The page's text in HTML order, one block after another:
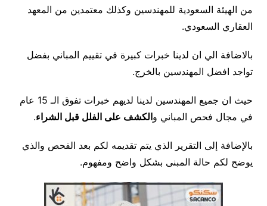
من الهيئة السعودية للمهندسين وكذلك معتمدين من المعهد
العقاري السعودي.
بالاضافة الي ان لدينا خبرات كبيرة في تقييم المباني بفضل
تواجد افضل المهندسين بالخرج.
حيث ان جميع المهندسين لدينا لديهم خبرات تفوق الـ 15 عام
في مجال فحص المباني والكشف على الفلل قبل الشراء.
بالإضافة إلى التقرير الذي يتم تقديمه لكم بعد الفحص والذي
يوضح لكم حالة المبنى بشكل واضح ومفهوم.